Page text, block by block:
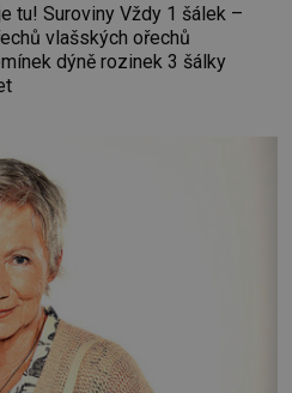
–
vlašských ořechů
dýně rozinek 3 šálky